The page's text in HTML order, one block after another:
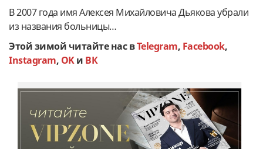
В 2007 года имя Алексея Михайловича Дьякова убрали
из названия больницы…
Этой зимой читайте нас вTelegram, Facebook,
Instagram, OKи ВК